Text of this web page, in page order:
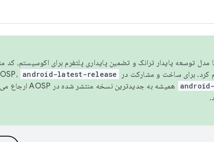
شدن با مدل توسعه پایدار ترانک و تضمین پایداری پلتفرم برای اکوسیستم،
android-latest-release
همیشه به جدیدترین نسخه منتشر شده در AOSP ارجاع می‌دهد. برای اطلاعات بیشتر، به